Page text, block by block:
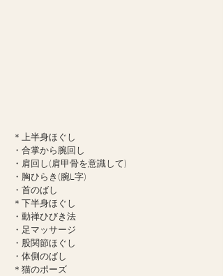
＊上半身ほぐし
・合掌から腕回し
・肩回し(肩甲骨を意識して)
・胸ひらき(腕L字)
・首のばし
＊下半身ほぐし
・動禅ひびき法
・足マッサージ
・股関節ほぐし
・体側のばし
＊猫のポーズ